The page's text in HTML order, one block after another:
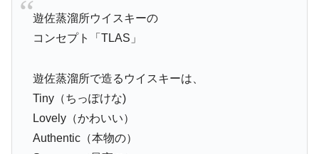
遊佐蒸溜所ウイスキーの
コンセプト「TLAS」
遊佐蒸溜所で造るウイスキーは、
Tiny（ちっぽけな)
Lovely（かわいい）
Authentic（本物の）